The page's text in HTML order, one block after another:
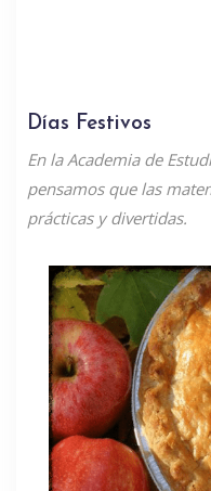
Días Festivos
En la Academia de
pensamos que las
prácticas y divertidas.